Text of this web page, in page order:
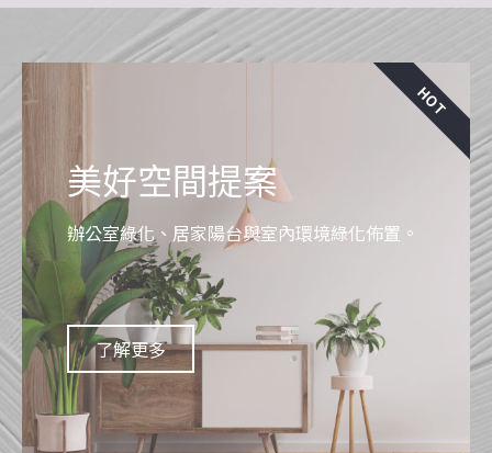
美好空間提案
辦公室綠化、居家陽台與室內環境綠化佈置。
了解更多
HOT